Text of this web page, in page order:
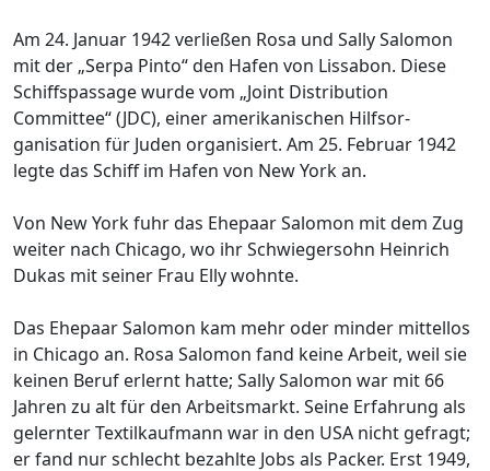
Am 24. Januar 1942 verließen Rosa und Sally Salomon
mit der „Serpa Pinto“ den Hafen von Lissabon. Diese
Schiffspassage wurde vom „Joint Distribution
Committee“ (JDC), einer amerikanischen Hilfsor­
ganisation für Juden organisiert. Am 25. Februar 1942
legte das Schiff im Hafen von New York an.
Von New York fuhr das Ehepaar Salomon mit dem Zug
weiter nach Chicago, wo ihr Schwiegersohn Heinrich
Dukas mit seiner Frau Elly wohnte.
Das Ehepaar Salomon kam mehr oder minder mittellos
in Chicago an. Rosa Salomon fand keine Arbeit, weil sie
keinen Beruf erlernt hatte; Sally Salomon war mit 66
Jahren zu alt für den Arbeitsmarkt. Seine Erfahrung als
gelernter Textilkaufmann war in den USA nicht gefragt;
er fand nur schlecht bezahlte Jobs als Packer. Erst 1949,